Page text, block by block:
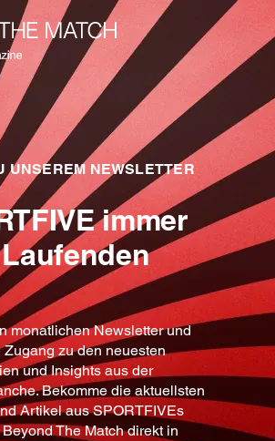
UNSEREM NEWSLETTER
immer
monatlichen Newsletter und
zu den neuesten
und Insights aus der
Bekomme die aktuellsten
Artikel aus SPORTFIVEs
The Match direkt in